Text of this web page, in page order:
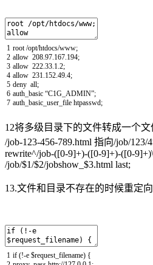
1
2
3
4
5
6
7
root /opt/htdocs/www;
allow 208.97.167.194;
allow 222.33.1.2;
allow 231.152.49.4;
deny all;
auth_basic “C1G_ADMIN”;
auth_basic_user_file htpasswd;
12将多级目录下的文件转成一个文
/job-123-456-789.html 指向/job/123/
rewrite^/job-([0-9]+)-([0-9]+)-([0-
/job/$1/$2/jobshow_$3.html last;
13.文件和目录不存在的时候重定向
1 if (!-e $request_filename) {